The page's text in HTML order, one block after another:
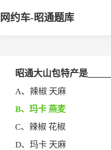
网约车-昭通题库
昭通大山包特产是
A、辣椒 天麻
B、玛卡 燕麦
C、辣椒 花椒
D、玛卡 天麻